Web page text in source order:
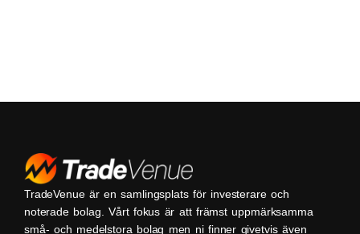
TradeVenue är en samlingsplats för investerare och
noterade bolag. Vårt fokus är att främst uppmärksamma
små- och medelstora bolag men ni finner givetvis även